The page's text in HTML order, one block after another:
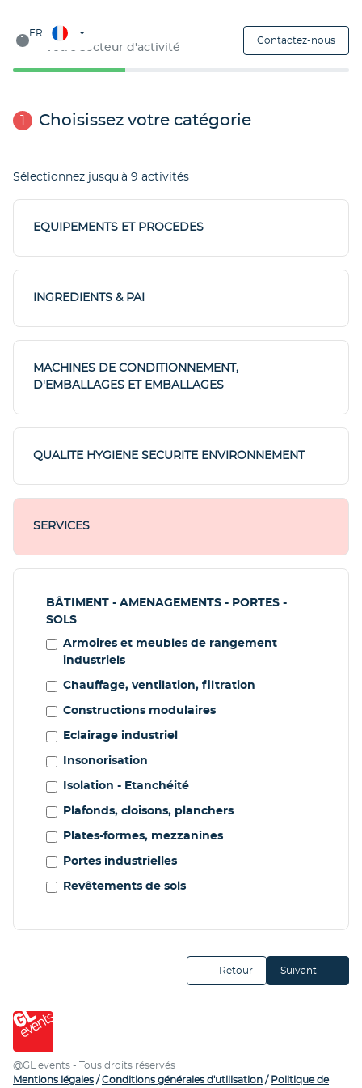
FR
1
Étape 1
Votre secteur d'activité
Contactez-nous
1 Choisissez votre catégorie
Sélectionnez jusqu'à 9 activités
BÂTIMENT - AMENAGEMENTS - PORTES -
SOLS
Armoires et meubles de rangement
industriels
Chauffage, ventilation, filtration
Constructions modulaires
Eclairage industriel
Insonorisation
Isolation - Etanchéité
Plafonds, cloisons, planchers
Plates-formes, mezzanines
Portes industrielles
Revêtements de sols
EQUIPEMENTS ET PROCEDES
INGREDIENTS & PAI
MACHINES DE CONDITIONNEMENT,
D'EMBALLAGES ET EMBALLAGES
QUALITE HYGIENE SECURITE ENVIRONNEMENT
SERVICES
Retour Suivant
@GL events - Tous droits réservés
Mentions légales /Conditions générales d'utilisation / Politique de